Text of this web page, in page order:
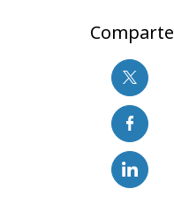
Comparte